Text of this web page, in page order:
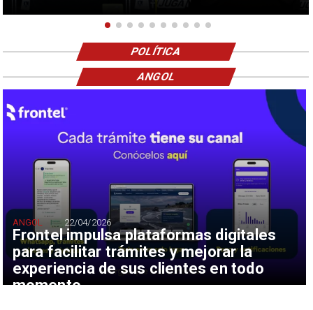
POLÍTICA
Frontel impulsa plataformas digitales
para facilitar trámites y mejorar la
experiencia de sus clientes en todo
momento
ANGOL 22/04/2026
ANGOL